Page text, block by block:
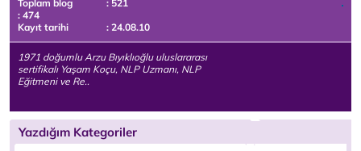
Toplam blog
: 521
: 474
Kayıt tarihi
: 24.08.10
1971 doğumlu Arzu Bıyıklıoğlu uluslararası
sertifikalı Yaşam Koçu, NLP Uzmanı, NLP
Eğitmeni ve Re..
Yazdığım Kategoriler